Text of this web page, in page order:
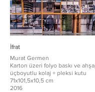
İfrat
Murat Germen
Karton üzeri folyo baskı ve
üçboyutlu kolaj + pleksi kutu
71x101,5x10,5 cm
2016